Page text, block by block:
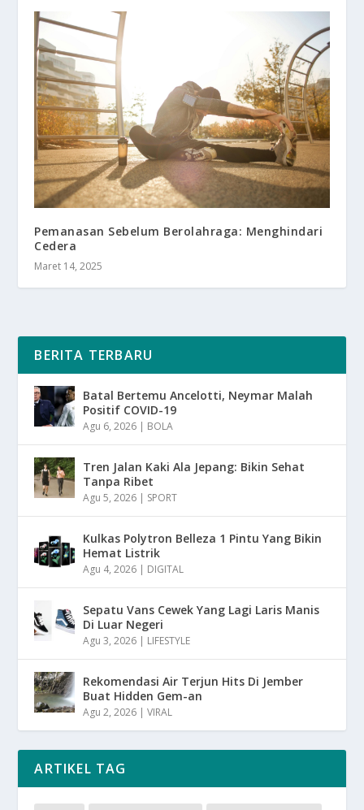
Pemanasan Sebelum Berolahraga: Menghindari
Cedera
Maret 14, 2025
BERITA TERBARU
Batal Bertemu Ancelotti, Neymar Malah
Positif COVID-19
Agu 6, 2026 | BOLA
Tren Jalan Kaki Ala Jepang: Bikin Sehat
Tanpa Ribet
Agu 5, 2026 | SPORT
Kulkas Polytron Belleza 1 Pintu Yang Bikin
Hemat Listrik
Agu 4, 2026 | DIGITAL
Sepatu Vans Cewek Yang Lagi Laris Manis
Di Luar Negeri
Agu 3, 2026 | LIFESTYLE
Rekomendasi Air Terjun Hits Di Jember
Buat Hidden Gem-an
Agu 2, 2026 |VIRAL
ARTIKEL TAG